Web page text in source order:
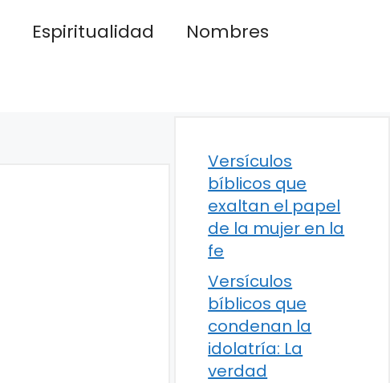
Espiritualidad
Nombres
Versículos
bíblicos que
exaltan el papel
de la mujer en la
fe
Versículos
bíblicos que
condenan la
idolatría: La
verdad